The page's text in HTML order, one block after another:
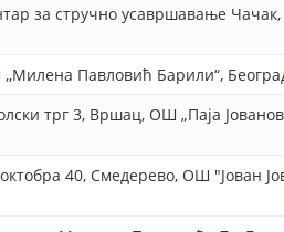
за стручно усавршавање
Павловић Барили“,
трг 3, Вршац, ОШ „Паја
40, Смедерево, ОШ "Јован